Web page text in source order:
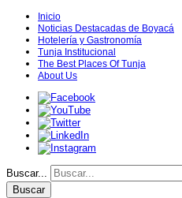
Inicio
Noticias Destacadas de Boyacá
Hotelería y Gastronomía
Tunja Institucional
The Best Places Of Tunja
About Us
Buscar...
Buscar